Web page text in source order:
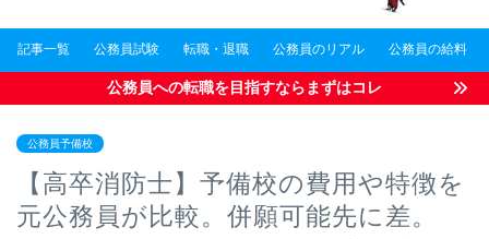
記事一覧 公務員試験 転職・退職 公務員のリアル 公務員の給料
公務員への転職を目指すならまずはコレ
公務員予備校
【高卒消防士】予備校の費用や特徴を
元公務員が比較。併願可能先に差。